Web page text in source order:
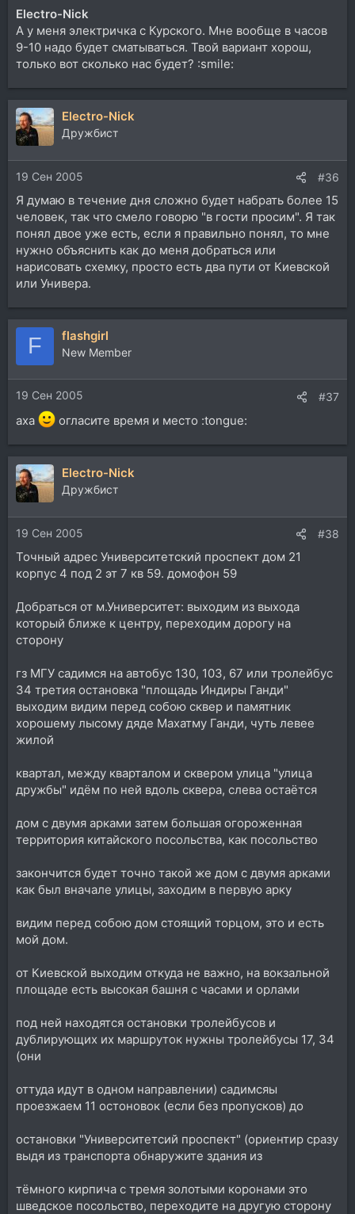
Electro-Nick
А у меня электричка с Курского. Мне вообще в часов
9-10 надо будет сматываться. Твой вариант хорош,
только вот сколько нас будет? :smile:
Electro-Nick
Дружбист
19 Сен 2005 #36
Я думаю в течение дня сложно будет набрать более 15
человек, так что смело говорю "в гости просим". Я так
понял двое уже есть, если я правильно понял, то мне
нужно объяснить как до меня добраться или
нарисовать схемку, просто есть два пути от Киевской
или Универа.
F flashgirl
New Member
19 Сен 2005 #37
аха огласите время и место :tongue:
Electro-Nick
Дружбист
19 Сен 2005 #38
Точный адрес Университетский проспект дом 21
корпус 4 под 2 эт 7 кв 59. домофон 59
Добраться от м.Университет: выходим из выхода
который ближе к центру, переходим дорогу на
сторону
гз МГУ садимся на автобус 130, 103, 67 или тролейбус
34 третия остановка "площадь Индиры Ганди"
выходим видим перед собою сквер и памятник
хорошему лысому дяде Махатму Ганди, чуть левее
жилой
квартал, между кварталом и сквером улица "улица
дружбы" идём по ней вдоль сквера, слева остаётся
дом с двумя арками затем большая огороженная
территория китайского посольства, как посольство
закончится будет точно такой же дом с двумя арками
как был вначале улицы, заходим в первую арку
видим перед собою дом стоящий торцом, это и есть
мой дом.
от Киевской выходим откуда не важно, на вокзальной
площаде есть высокая башня с часами и орлами
под ней находятся остановки тролейбусов и
дублирующих их маршруток нужны тролейбусы 17, 34
(они
оттуда идут в одном направлении) садимсяы
проезжаем 11 остоновок (если без пропусков) до
остановки "Университетсий проспект" (ориентир сразу
выдя из транспорта обнаружите здания из
тёмного кирпича с тремя золотыми коронами это
шведское посольство, переходите на другую сторону